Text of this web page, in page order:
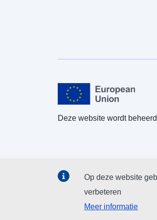
Deze website wordt
Op deze website
verbeteren
Meer informatie